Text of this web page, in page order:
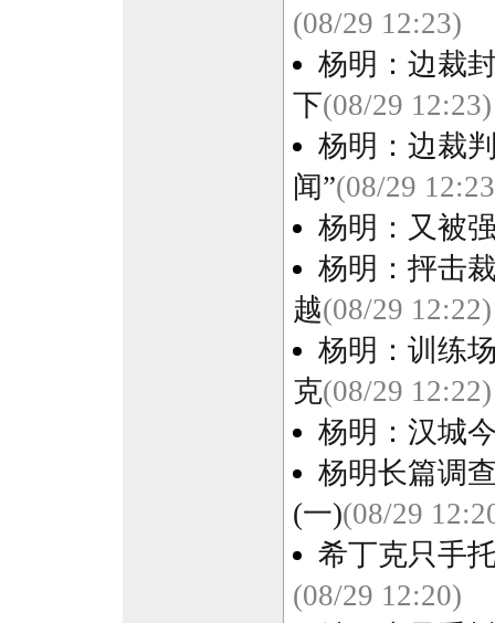
(08/29 12:23)
杨明：边裁
下(08/29 12:23)
杨明：边裁
闻”(08/29
杨明：又被
杨明：抨击
越(08/29 12:22)
杨明：训练
克(08/29 12:22)
杨明：汉城
杨明长篇调
(一)(08/29
希丁克只手
(08/29 12:20)